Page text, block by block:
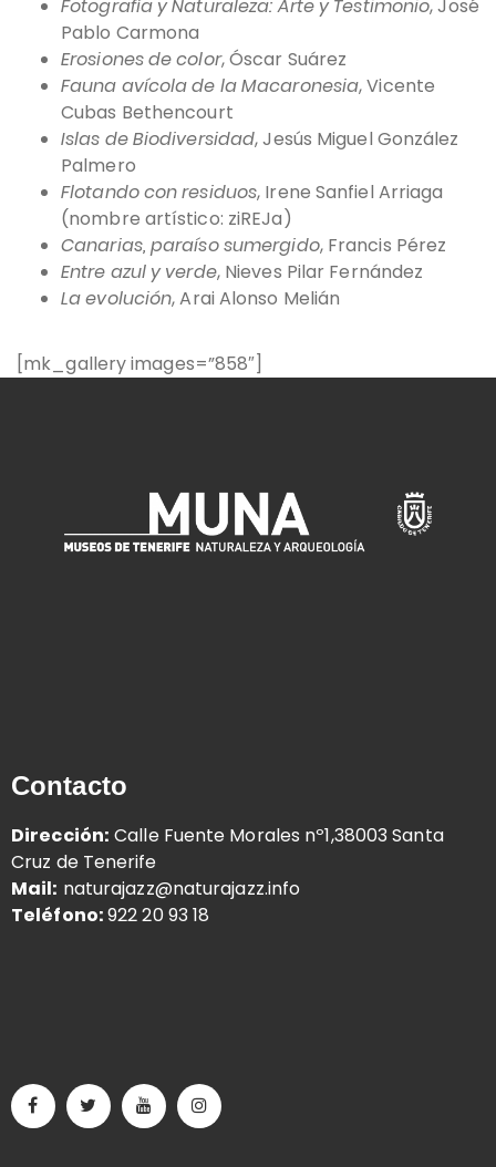
Fotografía y Naturaleza: Arte y Testimonio, José
Pablo Carmona
Erosiones de color, Óscar Suárez
Fauna avícola de la Macaronesia, Vicente
Cubas Bethencourt
Islas de Biodiversidad, Jesús Miguel González
Palmero
Flotando con residuos, Irene Sanfiel Arriaga
(nombre artístico: ziREJa)
Canarias, paraíso sumergido, Francis Pérez
Entre azul y verde, Nieves Pilar Fernández
La evolución, Arai Alonso Melián
[mk_gallery images=”858″]
Contacto
Dirección: Calle Fuente Morales nº1,38003 Santa
Cruz de Tenerife
Mail: naturajazz@naturajazz.info
Teléfono:922 20 93 18